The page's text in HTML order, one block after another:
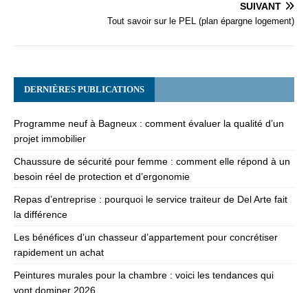
SUIVANT
Tout savoir sur le PEL (plan épargne logement)
DERNIÈRES PUBLICATIONS
Programme neuf à Bagneux : comment évaluer la qualité d’un
projet immobilier
Chaussure de sécurité pour femme : comment elle répond à un
besoin réel de protection et d’ergonomie
Repas d’entreprise : pourquoi le service traiteur de Del Arte fait
la différence
Les bénéfices d’un chasseur d’appartement pour concrétiser
rapidement un achat
Peintures murales pour la chambre : voici les tendances qui
vont dominer 2026